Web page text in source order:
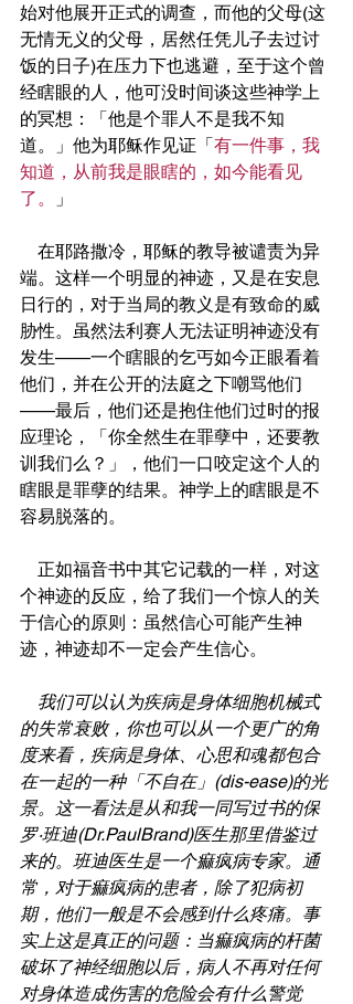
始对他展开正式的调查，而他的父母(这
无情无义的父母，居然任凭儿子去过讨
饭的日子)在压力下也逃避，至于这个曾
经瞎眼的人，他可没时间谈这些神学上
的冥想：「他是个罪人不是我不知
道。」他为耶稣作见证「有一件事，我
知道，从前我是眼瞎的，如今能看见
了。
」
端。这样一个明显的神迹，又是在安息
日行的，对于当局的教义是有致命的威
胁性。虽然法利赛人无法证明神迹没有
发生——一个瞎眼的乞丐如今正眼看着
他们，并在公开的法庭之下嘲骂他们
——最后，他们还是抱住他们过时的报
应理论，「你全然生在罪孽中，还要教
训我们么？」，他们一口咬定这个人的
瞎眼是罪孽的结果。神学上的瞎眼是不
容易脱落的。
个神迹的反应，给了我们一个惊人的关
于信心的原则：虽然信心可能产生神
迹，神迹却不一定会产生信心。
我们可以认为疾病是身体细胞机械式
的失常衰败，你也可以从一个更广的角
度来看，疾病是身体、心思和魂都包合
在一起的一种「不自在」(dis-ease)的光
景。这一看法是从和我一同写过书的保
罗·班迪(Dr.PaulBrand)医生那里借鉴过
来的。班迪医生是一个痲疯病专家。通
常，对于痲疯病的患者，除了犯病初
期，他们一般是不会感到什么疼痛。事
实上这是真正的问题：当痲疯病的杆菌
破坏了神经细胞以后，病人不再对任何
对身体造成伤害的危险会有什么警觉